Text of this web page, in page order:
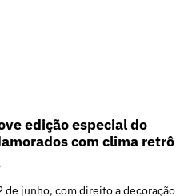
edição especial do
com clima retrô
de junho, com direito a decoração